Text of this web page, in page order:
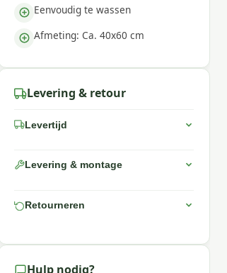
Eenvoudig te wassen
Afmeting: Ca. 40x60 cm
Levering & retour
Levertijd
Levering & montage
Retourneren
Hulp nodig?